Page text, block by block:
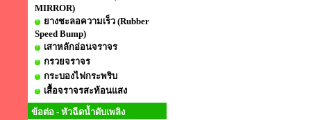
MIRROR)
ยางชะลอความเร็ว (Rubber
Speed Bump)
เสาหลักอ่อนจราจร
กรวยจราจร
กระบองไฟกระพริบ
เสื้อจราจรสะท้อนแสง
ข้อต่อ - หัวฉีดน้ำดับเพลิง